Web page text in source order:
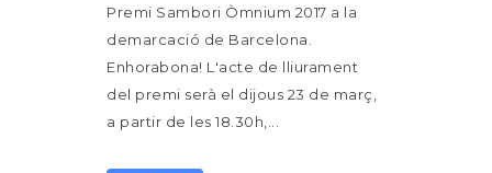
Premi Sambori Òmnium 2017 a la
demarcació de Barcelona.
Enhorabona! L'acte de lliurament
del premi serà el dijous 23 de març,
a partir de les 18.30h,...